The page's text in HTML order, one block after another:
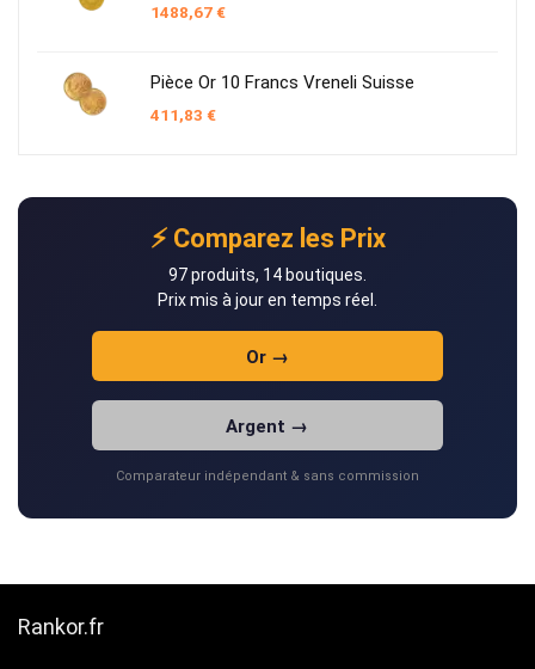
1488,67€
Pièce Or 10 Francs Vreneli Suisse
411,83 €
⚡ Comparez les Prix
97 produits, 14 boutiques.
Prix mis à jour en temps réel.
Or →
Argent →
Comparateur indépendant & sans commission
Rankor.fr